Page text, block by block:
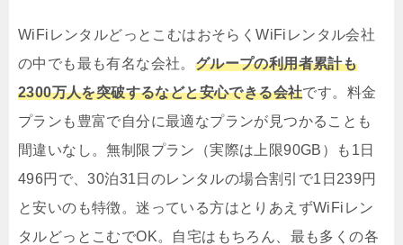
WiFiレンタルどっとこむはおそらくWiFiレンタル会社
の中でも最も有名な会社。 グループの利用者累計も
2300万人を突破するなどと安心できる会社です。料金
プランも豊富で自分に最適なプランが見つかることも
間違いなし。無制限プラン（実際は上限90GB）も1日
496円で、30泊31日のレンタルの場合割引で1日239円
と安いのも特徴。迷っている方はとりあえずWiFiレン
タルどっとこむでOK。自宅はもちろん、最も多くの各